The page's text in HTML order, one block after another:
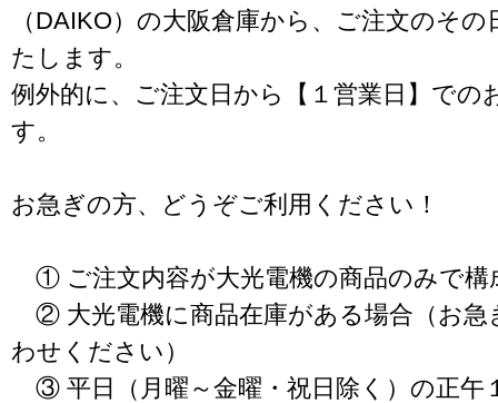
（DAIKO）の大阪倉庫から、ご注文のそ
たします。
例外的に、ご注文日から【１営業日】での
す。
お急ぎの方、どうぞご利用ください！
① ご注文内容が大光電機の商品のみで構
② 大光電機に商品在庫がある場合（お急
わせください）
③ 平日（月曜～金曜・祝日除く）の正午